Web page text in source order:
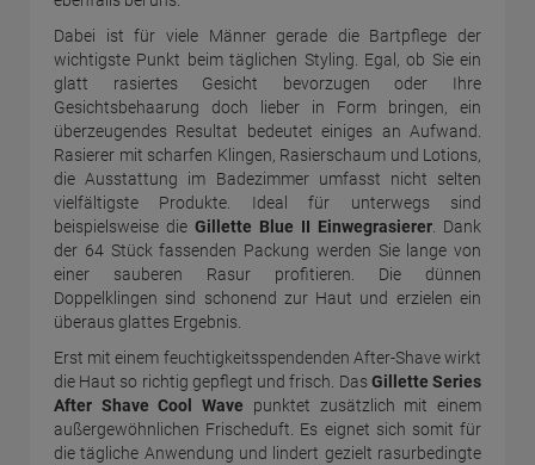
Dabei ist für viele Männer gerade die Bartpflege der
wichtigste Punkt beim täglichen Styling. Egal, ob Sie ein
glatt rasiertes Gesicht bevorzugen oder Ihre
Gesichtsbehaarung doch lieber in Form bringen, ein
überzeugendes Resultat bedeutet einiges an Aufwand.
Rasierer mit scharfen Klingen, Rasierschaum und Lotions,
die Ausstattung im Badezimmer umfasst nicht selten
vielfältigste Produkte. Ideal für unterwegs sind
beispielsweise die Gillette Blue II Einwegrasierer . Dank
der 64 Stück fassenden Packung werden Sie lange von
einer sauberen Rasur profitieren. Die dünnen
Doppelklingen sind schonend zur Haut und erzielen ein
überaus glattes Ergebnis.
Erst mit einem feuchtigkeitsspendenden After-Shave wirkt
die Haut so richtig gepflegt und frisch. DasGillette Series
After Shave Cool Wave punktet zusätzlich mit einem
außergewöhnlichen Frischeduft. Es eignet sich somit für
die tägliche Anwendung und lindert gezielt rasurbedingte